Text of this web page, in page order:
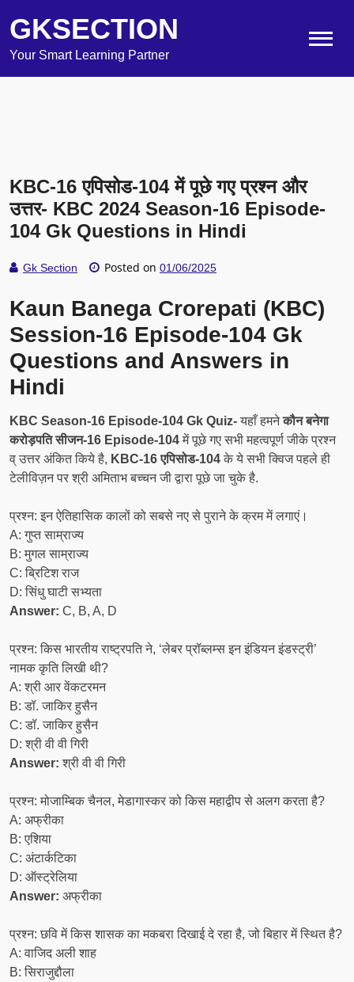
GKSECTION
Your Smart Learning Partner
KBC-16 एपिसोड-104 में पूछे गए प्रश्न और
उत्तर- KBC 2024 Season-16 Episode-
104 Gk Questions in Hindi
Gk Section Posted on 01/06/2025
Kaun Banega Crorepati (KBC)
Session-16 Episode-104 Gk
Questions and Answers in
Hindi
KBC Season-16 Episode-104 Gk Quiz-यहाँ हमनेकौन बनेगा
करोड़पति सीजन-16 Episode-104में पूछे गए सभी महत्वपूर्ण जीके प्रश्न
व् उत्तर अंकित किये है, KBC-16 एपिसोड-104के ये सभी क्विज पहले ही
टेलीविज़न पर श्री अमिताभ बच्चन जी द्वारा पूछे जा चुके है.
प्रश्न: इन ऐतिहासिक कालों को सबसे नए से पुराने के क्रम में लगाएं।
A: गुप्त साम्राज्य
B: मुगल साम्राज्य
C: ब्रिटिश राज
D: सिंधु घाटी सभ्यता
Answer: C, B, A, D
प्रश्न: किस भारतीय राष्ट्रपति ने, ‘लेबर प्रॉब्लम्स इन इंडियन इंडस्ट्री’
नामक कृति लिखी थी?
A: श्री आर वेंकटरमन
B: डॉ. जाकिर हुसैन
C: डॉ. जाकिर हुसैन
D: श्री वी वी गिरी
Answer: श्री वी वी गिरी
प्रश्न: मोजाम्बिक चैनल, मेडागास्कर को किस महाद्वीप से अलग करता है?
A: अफ्रीका
B: एशिया
C: अंटार्कटिका
D: ऑस्ट्रेलिया
Answer: अफ्रीका
प्रश्न: छवि में किस शासक का मकबरा दिखाई दे रहा है, जो बिहार में स्थित है?
A: वाजिद अली शाह
B: सिराजुद्दौला